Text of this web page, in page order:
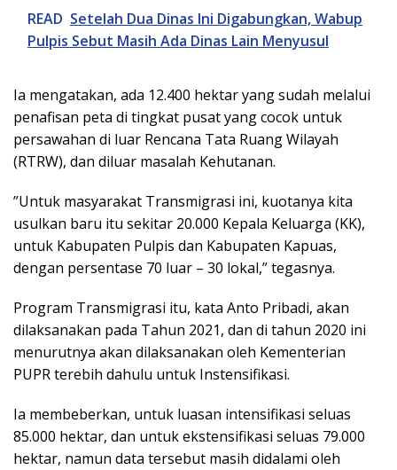
READ Setelah Dua Dinas Ini Digabungkan, Wabup
Pulpis Sebut Masih Ada Dinas Lain Menyusul
Ia mengatakan, ada 12.400 hektar yang sudah melalui
penafisan peta di tingkat pusat yang cocok untuk
persawahan di luar Rencana Tata Ruang Wilayah
(RTRW), dan diluar masalah Kehutanan.
”Untuk masyarakat Transmigrasi ini, kuotanya kita
usulkan baru itu sekitar 20.000 Kepala Keluarga (KK),
untuk Kabupaten Pulpis dan Kabupaten Kapuas,
dengan persentase 70 luar – 30 lokal,” tegasnya.
Program Transmigrasi itu, kata Anto Pribadi, akan
dilaksanakan pada Tahun 2021, dan di tahun 2020 ini
menurutnya akan dilaksanakan oleh Kementerian
PUPR terebih dahulu untuk Instensifikasi.
Ia membeberkan, untuk luasan intensifikasi seluas
85.000 hektar, dan untuk ekstensifikasi seluas 79.000
hektar, namun data tersebut masih didalami oleh